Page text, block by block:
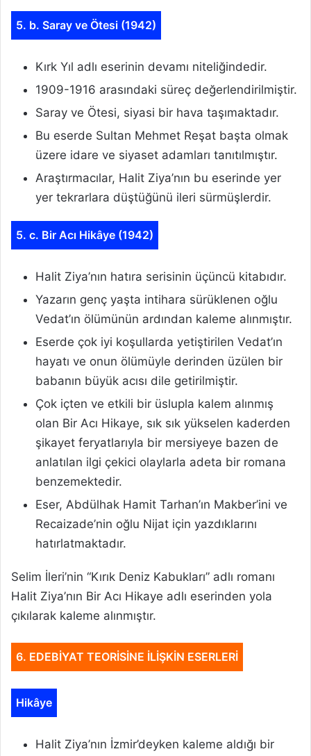
5. b. Saray ve Ötesi (1942)
Kırk Yıl adlı eserinin devamı niteliğindedir.
1909-1916 arasındaki süreç değerlendirilmiştir.
Saray ve Ötesi, siyasi bir hava taşımaktadır.
Bu eserde Sultan Mehmet Reşat başta olmak
üzere idare ve siyaset adamları tanıtılmıştır.
Araştırmacılar, Halit Ziya’nın bu eserinde yer
yer tekrarlara düştüğünü ileri sürmüşlerdir.
5. c. Bir Acı Hikâye (1942)
Halit Ziya’nın hatıra serisinin üçüncü kitabıdır.
Yazarın genç yaşta intihara sürüklenen oğlu
Vedat’ın ölümünün ardından kaleme alınmıştır.
Eserde çok iyi koşullarda yetiştirilen Vedat’ın
hayatı ve onun ölümüyle derinden üzülen bir
babanın büyük acısı dile getirilmiştir.
Çok içten ve etkili bir üslupla kalem alınmış
olan Bir Acı Hikaye, sık sık yükselen kaderden
şikayet feryatlarıyla bir mersiyeye bazen de
anlatılan ilgi çekici olaylarla adeta bir romana
benzemektedir.
Eser, Abdülhak Hamit Tarhan’ın Makber’ini ve
Recaizade’nin oğlu Nijat için yazdıklarını
hatırlatmaktadır.
Selim İleri’nin “Kırık Deniz Kabukları” adlı romanı
Halit Ziya’nın Bir Acı Hikaye adlı eserinden yola
çıkılarak kaleme alınmıştır.
6. EDEBİYAT TEORİSİNE İLİŞKİN ESERLERİ
Hikâye
Halit Ziya’nın İzmir’deyken kaleme aldığı bir